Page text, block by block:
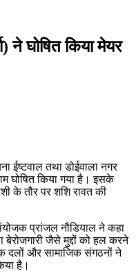
ने घोषित किया मेयर
ईष्टवाल तथा डोईवाला नगर
घोषित किया गया है। इसके
के तौर पर शशि रावत की
प्रांजल नौडियाल ने कहा
बेरोजगारी जैसे मुद्दों को हल करने
दलों और सामाजिक संगठनों ने
है।